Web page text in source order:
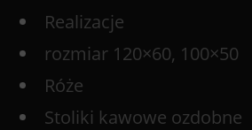
Realizacje
rozmiar 120×60, 100×50
Róże
Stoliki kawowe ozdobne